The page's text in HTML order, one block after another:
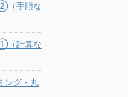
（手順な
（計算な
ング・丸